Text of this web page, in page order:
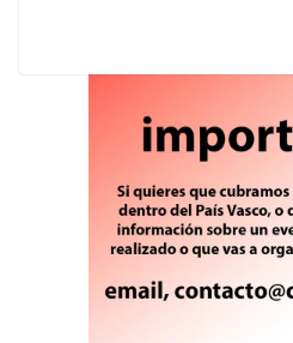
b d
o
n
l p
ar
ti
r